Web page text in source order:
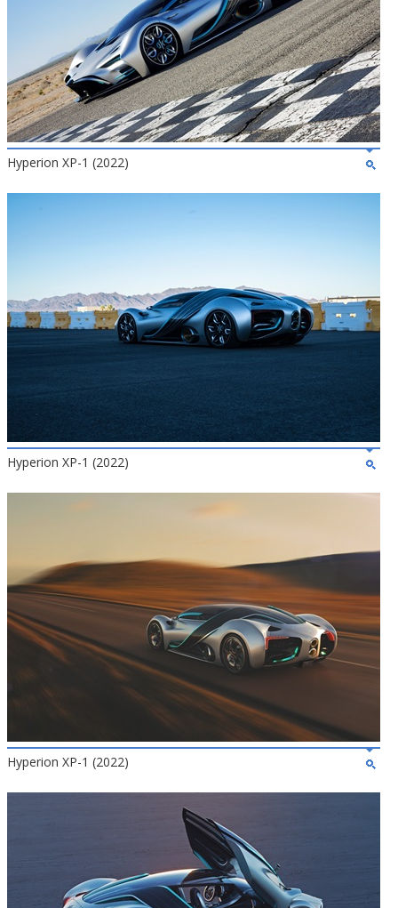
Hyperion XP-1 (2022)
Hyperion XP-1 (2022)
Hyperion XP-1 (2022)